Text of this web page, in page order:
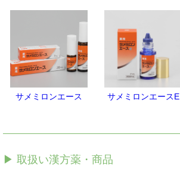
サメミロンエース サメミロンエースE
▶ 取扱い漢方薬・商品